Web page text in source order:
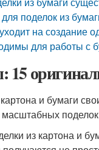
поделок из
на создание
для работы с
и бумаги
из картона и